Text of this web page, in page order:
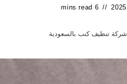
6 mins read
شركة تنظيف كنب بالسعودية